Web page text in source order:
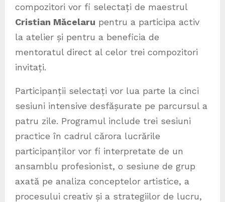
compozitori vor fi selectați de maestrul
Cristian Măcelaru pentru a participa activ
la atelier și pentru a beneficia de
mentoratul direct al celor trei compozitori
invitați.
Participanții selectați vor lua parte la cinci
sesiuni intensive desfășurate pe parcursul a
patru zile. Programul include trei sesiuni
practice în cadrul cărora lucrările
participanților vor fi interpretate de un
ansamblu profesionist, o sesiune de grup
axată pe analiza conceptelor artistice, a
procesului creativ și a strategiilor de lucru,